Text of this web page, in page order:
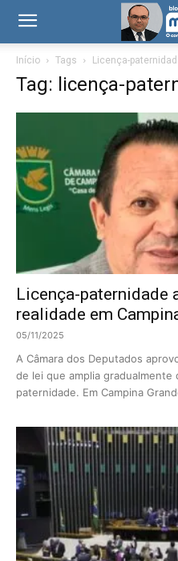
Início Tags Licença-
Tag: licença-
Licença-paternidade
realidade em
05/11/2025
A Câmara dos Deputados
de lei que amplia gradualmente
paternidade. Em Campina